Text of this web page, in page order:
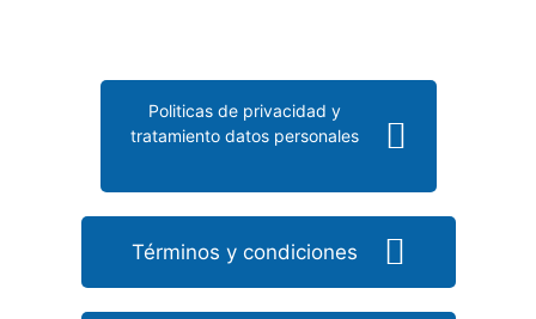
Politicas de privacidad y
tratamiento datos personales
Términos y condiciones